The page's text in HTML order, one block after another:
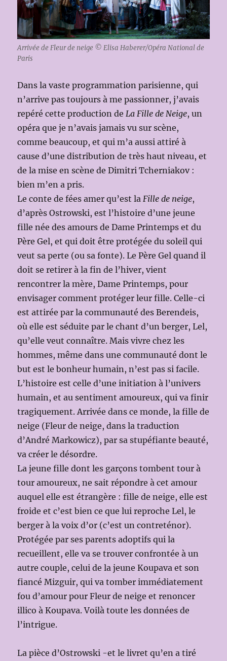
Arrivée de Fleur de neige © Elisa Haberer/Opéra National de
Paris
Dans la vaste programmation parisienne, qui
n’arrive pas toujours à me passionner, j’avais
repéré cette production de La Fille de Neige, un
opéra que je n’avais jamais vu sur scène,
comme beaucoup, et qui m’a aussi attiré à
cause d’une distribution de très haut niveau, et
de la mise en scène de Dimitri Tcherniakov :
bien m’en a pris.
Le conte de fées amer qu’est la Fille de neige,
d’après Ostrowski, est l’histoire d’une jeune
fille née des amours de Dame Printemps et du
Père Gel, et qui doit être protégée du soleil qui
veut sa perte (ou sa fonte). Le Père Gel quand il
doit se retirer à la fin de l’hiver, vient
rencontrer la mère, Dame Printemps, pour
envisager comment protéger leur fille. Celle-ci
est attirée par la communauté des Berendeis,
où elle est séduite par le chant d’un berger, Lel,
qu’elle veut connaître. Mais vivre chez les
hommes, même dans une communauté dont le
but est le bonheur humain, n’est pas si facile.
L’histoire est celle d’une initiation à l’univers
humain, et au sentiment amoureux, qui va finir
tragiquement. Arrivée dans ce monde, la fille de
neige (Fleur de neige, dans la traduction
d’André Markowicz), par sa stupéfiante beauté,
va créer le désordre.
La jeune fille dont les garçons tombent tour à
tour amoureux, ne sait répondre à cet amour
auquel elle est étrangère : fille de neige, elle est
froide et c’est bien ce que lui reproche Lel, le
berger à la voix d’or (c’est un contreténor).
Protégée par ses parents adoptifs qui la
recueillent, elle va se trouver confrontée à un
autre couple, celui de la jeune Koupava et son
fiancé Mizguir, qui va tomber immédiatement
fou d’amour pour Fleur de neige et renoncer
illico à Koupava. Voilà toute les données de
l’intrigue.
La pièce d’Ostrowski -et le livret qu’en a tiré